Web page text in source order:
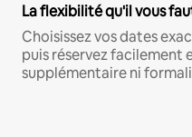
La flexibilité qu'il vous
Choisissez vos dates
puis réservez facilement
supplémentaire ni